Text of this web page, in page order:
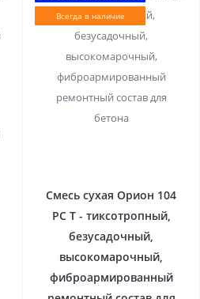
Всегда в наличие
Смесь сухая Орион 104
РС Т - тиксотропный,
безусадочный,
высокомарочный,
фиброармированный